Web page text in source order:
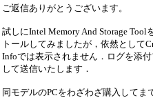
ご返信ありがとうございます。
試しにIntel Memory And Storage Tool
トールしてみましたが，依然として
Infoでは表示されません．ログを添付
して送信いたします．
同モデルのPCをわざわざ購入してま